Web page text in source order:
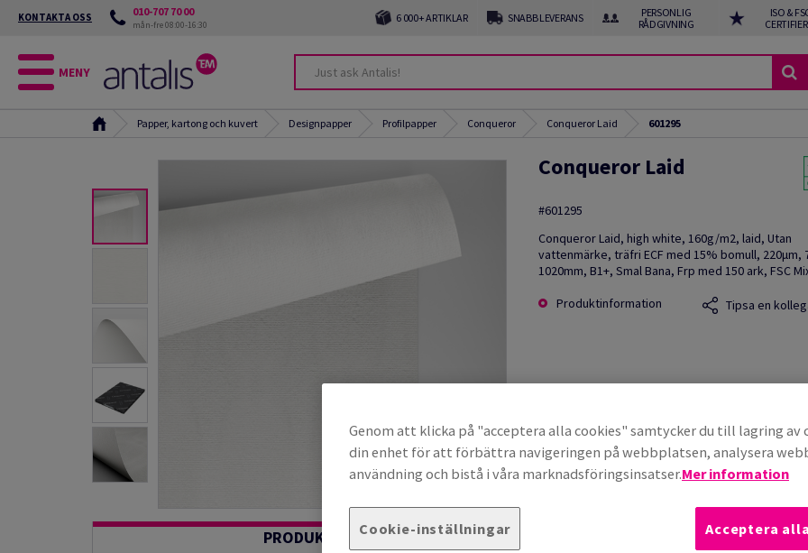
KONTAKTA OSS 010-707 70 00
mån-fre 08:00-16:30 6 000+ ARTIKLAR SNABB LEVERANS
PERSONLIG
RÅDGIVNING
ISO &
MENY
Papper, kartong och kuvert Designpapper Profilpapper Conqueror Conqueror Laid 601295
Conqueror Laid
#601295
Conqueror Laid, high white, 160g/m2, laid, Utan
vattenmärke, träfri ECF med 15% bomull, 220µm,
1020mm, B1+, Smal Bana, Frp med 150 ark, FSC
Produktinformation
Tipsa en
PRODUKTINFORMATION
Genom att klicka på "acceptera alla cookies" samtycker du till lagring av
din enhet för att förbättra navigeringen på webbplatsen, analysera
användning och bistå i våra marknadsföringsinsatser.Mer information
Cookie-inställningar Acceptera